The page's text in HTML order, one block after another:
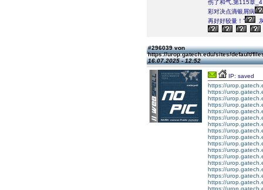
伤了和气,第115章_4
彩对决点滴银屑病
再好好较量！”
#296039 von
https://urop.gatech.edu/sites/default/
16.07.2025 - 12:52
IP: saved
https://
https://
https://
https://
https://
https://
https://
https://
https://
https://
https://
https://
https://
https://
https://
https://
https://